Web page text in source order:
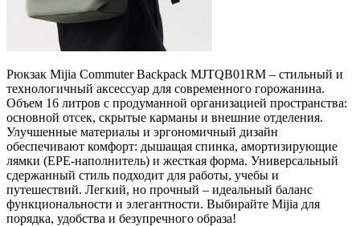
Рюкзак Mijia Commuter Backpack MJTQB01RM – стильный и
технологичный аксессуар для современного горожанина.
Объем 16 литров с продуманной организацией пространства:
основной отсек, скрытые карманы и внешние отделения.
Улучшенные материалы и эргономичный дизайн
обеспечивают комфорт: дышащая спинка, амортизирующие
лямки (EPE-наполнитель) и жесткая форма. Универсальный
сдержанный стиль подходит для работы, учебы и
путешествий. Легкий, но прочный – идеальный баланс
функциональности и элегантности. Выбирайте Mijia для
порядка, удобства и безупречного образа!